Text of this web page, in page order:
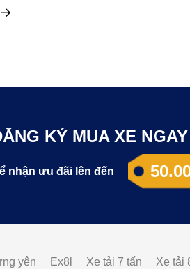
KÝ MUA XE
nhận ưu đãi lên đến
yên Ex8l Xe tải 7 tấn Xe tải